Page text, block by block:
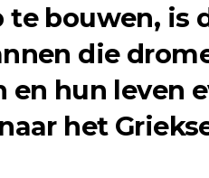
bouwen, is
die
en hun leven
het